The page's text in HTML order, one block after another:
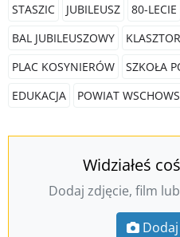
STASZIC
JUBILEUSZ 80-LECIE
BAL JUBILEUSZOWY
PLAC KOSYNIERÓW
SZKOŁA
EDUKACJA
POWIAT
Widziałeś
Dodaj zdjęcie, film